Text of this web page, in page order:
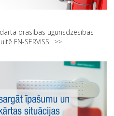
prasības ugunsdzēsības
FN-SERVISS